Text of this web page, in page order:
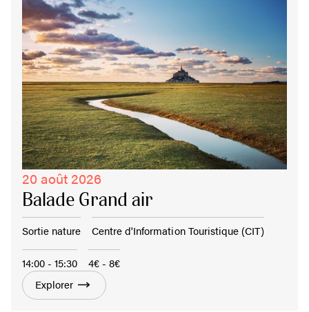
20 août 2026
Balade Grand air
Sortie nature Centre d'Information Touristique (CIT)
14:00 - 15:30
4€ - 8€
Explorer